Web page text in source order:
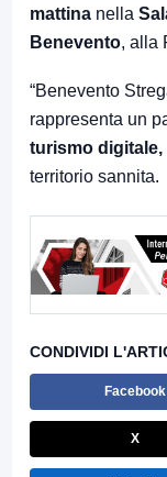
mattina nella
Benevento, alla
“Benevento
rappresenta un
turismo
territorio sannita.
CONDIVIDI
Facebook
X